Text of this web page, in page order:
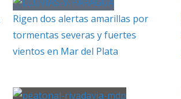
Rigen dos alertas amarillas por
tormentas severas y fuertes
vientos en Mar del Plata